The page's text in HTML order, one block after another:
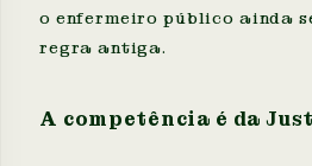
o enfermeiro público ainda
regra antiga.
A competência é da